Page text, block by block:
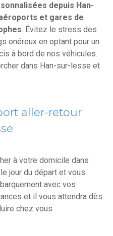
depuis Han-
et gares de
. Évitez le stress des
onéreux en optant pour un
à bord de nos véhicules.
dans Han-sur-lesse et
aller-retour
à votre domicile dans
le jour du départ et vous
avec vos
et il vous attendra dès
chez vous.